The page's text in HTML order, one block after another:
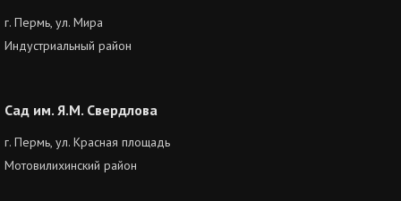
г. Пермь, ул. Мира
Индустриальный район
Сад им. Я.М. Свердлова
г. Пермь, ул. Красная площадь
Мотовилихинский район